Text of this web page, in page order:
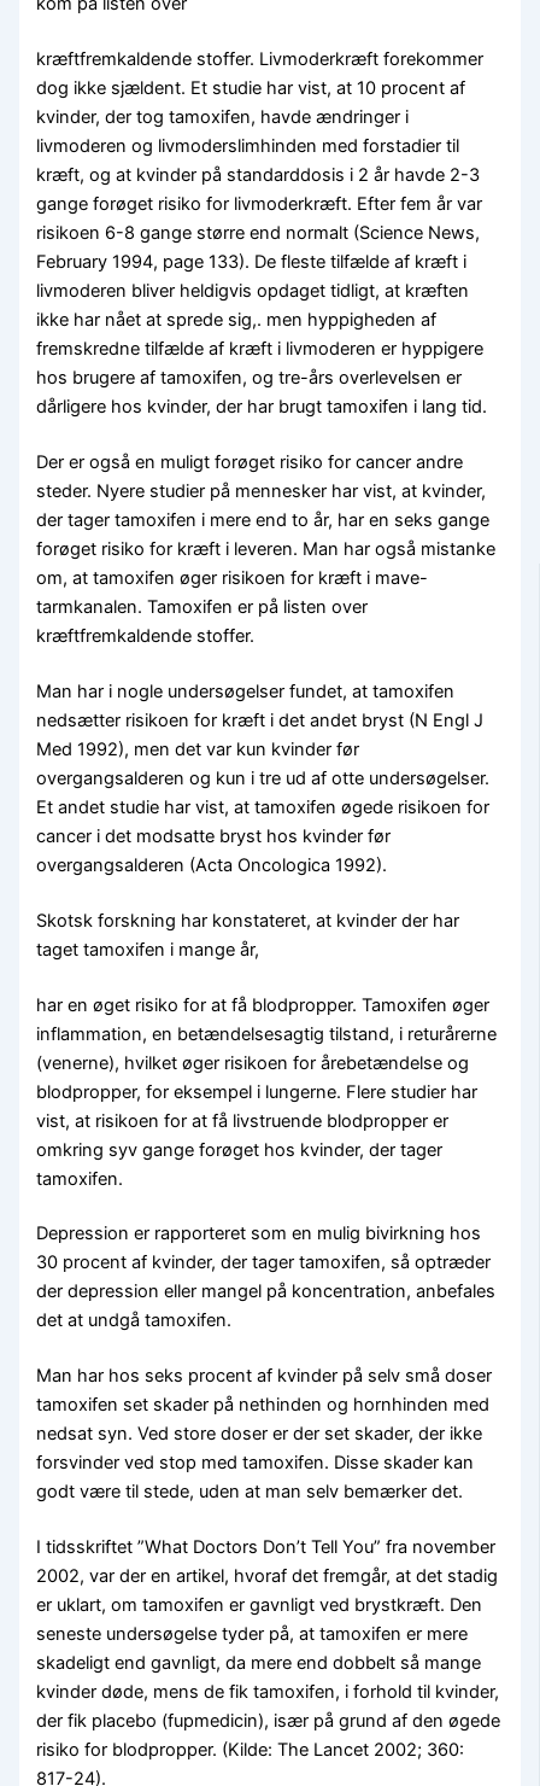
kræftfremkaldende stoffer. Livmoderkræft forekommer
dog ikke sjældent. Et studie har vist, at 10 procent af
kvinder, der tog tamoxifen, havde ændringer i
livmoderen og livmoderslimhinden med forstadier til
kræft, og at kvinder på standarddosis i 2 år havde 2-3
gange forøget risiko for livmoderkræft. Efter fem år var
risikoen 6-8 gange større end normalt (Science News,
February 1994, page 133). De fleste tilfælde af kræft i
livmoderen bliver heldigvis opdaget tidligt, at kræften
ikke har nået at sprede sig,. men hyppigheden af
fremskredne tilfælde af kræft i livmoderen er hyppigere
hos brugere af tamoxifen, og tre-års overlevelsen er
dårligere hos kvinder, der har brugt tamoxifen i lang tid.
Der er også en muligt forøget risiko for cancer andre
steder. Nyere studier på mennesker har vist, at kvinder,
der tager tamoxifen i mere end to år, har en seks gange
forøget risiko for kræft i leveren. Man har også mistanke
om, at tamoxifen øger risikoen for kræft i mave-
tarmkanalen. Tamoxifen er på listen over
kræftfremkaldende stoffer.
Man har i nogle undersøgelser fundet, at tamoxifen
nedsætter risikoen for kræft i det andet bryst (N Engl J
Med 1992), men det var kun kvinder før
overgangsalderen og kun i tre ud af otte undersøgelser.
Et andet studie har vist, at tamoxifen øgede risikoen for
cancer i det modsatte bryst hos kvinder før
overgangsalderen (Acta Oncologica 1992).
Skotsk forskning har konstateret, at kvinder der har
taget tamoxifen i mange år,
har en øget risiko for at få blodpropper. Tamoxifen øger
inflammation, en betændelsesagtig tilstand, i returårerne
(venerne), hvilket øger risikoen for årebetændelse og
blodpropper, for eksempel i lungerne. Flere studier har
vist, at risikoen for at få livstruende blodpropper er
omkring syv gange forøget hos kvinder, der tager
tamoxifen.
Depression er rapporteret som en mulig bivirkning hos
30 procent af kvinder, der tager tamoxifen, så optræder
der depression eller mangel på koncentration, anbefales
det at undgå tamoxifen.
Man har hos seks procent af kvinder på selv små doser
tamoxifen set skader på nethinden og hornhinden med
nedsat syn. Ved store doser er der set skader, der ikke
forsvinder ved stop med tamoxifen. Disse skader kan
godt være til stede, uden at man selv bemærker det.
I tidsskriftet ”What Doctors Don’t Tell You” fra november
2002, var der en artikel, hvoraf det fremgår, at det stadig
er uklart, om tamoxifen er gavnligt ved brystkræft. Den
seneste undersøgelse tyder på, at tamoxifen er mere
skadeligt end gavnligt, da mere end dobbelt så mange
kvinder døde, mens de fik tamoxifen, i forhold til kvinder,
der fik placebo (fupmedicin), især på grund af den øgede
risiko for blodpropper. (Kilde: The Lancet 2002; 360:
817-24).